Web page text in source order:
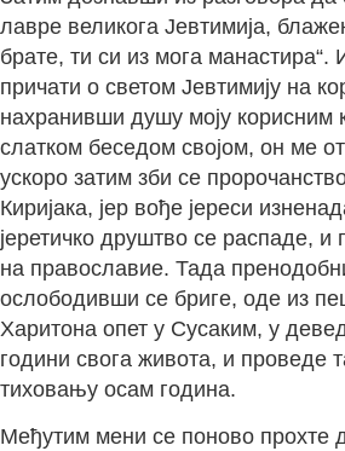
лавре великога Јевтимија,
брате, ти си из мога манастира“.
причати о светом Јевтимију на
нахранивши душу моју корисним
слатком беседом својом, он ме
ускоро затим зби се
Киријака, јер вође јереси
јеретичко друштво се распаде,
на православие. Тада
ослободивши се бриге, оде из
Харитона опет у Сусаким, у
години свога живота, и проведе
тиховању осам година.
Међутим мени се поново прохте